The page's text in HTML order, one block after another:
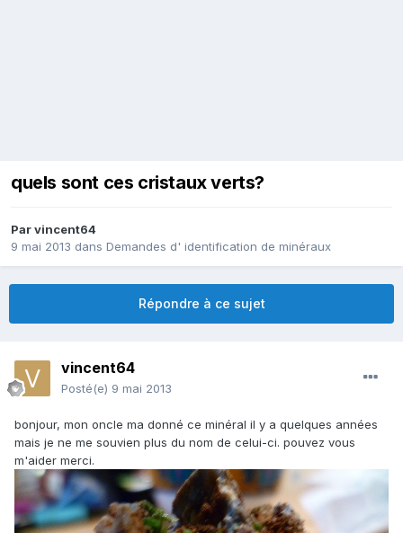
quels sont ces cristaux verts?
Parvincent64
9 mai 2013 dans Demandes d' identification de minéraux
Répondre à ce sujet
vincent64
Posté(e) 9 mai 2013
bonjour, mon oncle ma donné ce minéral il y a quelques années
mais je ne me souvien plus du nom de celui-ci. pouvez vous
m'aider merci.